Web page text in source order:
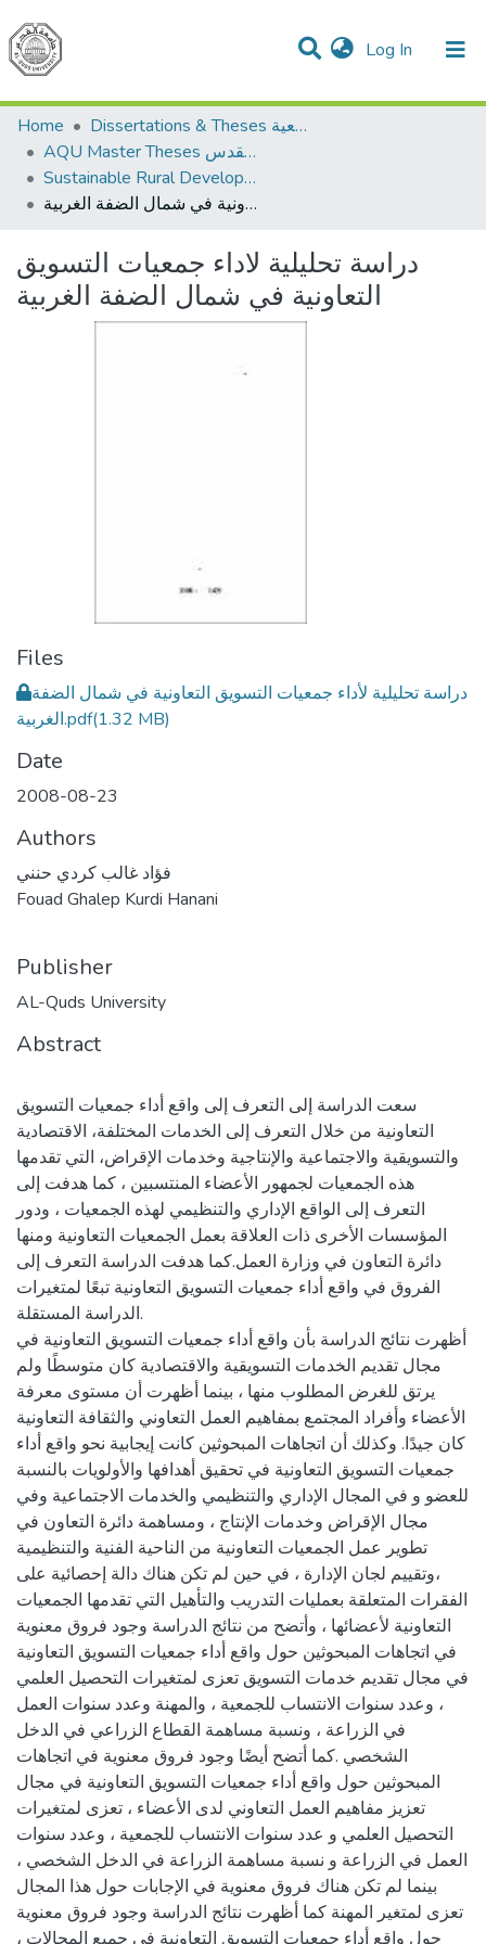
Log In (current)
Communities & Collections
All of DSpace
Home
Dissertations & Theses الرسائل الجامعية
AQU Master Theses الرسائل الجامعية الخاصة بجامعة القدس
Sustainable Rural Development التنمية الريفية المستدامة
دراسة تحليلية لاداء جمعيات التسويق التعاونية في شمال الضفة الغربية
دراسة تحليلية لاداء جمعيات التسويق
التعاونية في شمال الضفة الغربية
Files
دراسة تحليلية لأداء جمعيات التسويق التعاونية في شمال الضفة
الغربية.pdf(1.32 MB)
Date
2008-08-23
Authors
فؤاد غالب كردي حنني
Fouad Ghalep Kurdi Hanani
Publisher
AL-Quds University
Abstract
سعت الدراسة إلى التعرف إلى واقع أداء جمعيات التسويق
التعاونية من خلال التعرف إلى الخدمات المختلفة، الاقتصادية
والتسويقية والاجتماعية والإنتاجية وخدمات الإقراض، التي تقدمها
هذه الجمعيات لجمهور الأعضاء المنتسبين ، كما هدفت إلى
التعرف إلى الواقع الإداري والتنظيمي لهذه الجمعيات ، ودور
المؤسسات الأخرى ذات العلاقة بعمل الجمعيات التعاونية ومنها
دائرة التعاون في وزارة العمل.كما هدفت الدراسة التعرف إلى
الفروق في واقع أداء جمعيات التسويق التعاونية تبعًا لمتغيرات
الدراسة المستقلة.
أظهرت نتائج الدراسة بأن واقع أداء جمعيات التسويق التعاونية في
مجال تقديم الخدمات التسويقية والاقتصادية كان متوسطًا ولم
يرتق للغرض المطلوب منها ، بينما أظهرت أن مستوى معرفة
الأعضاء وأفراد المجتمع بمفاهيم العمل التعاوني والثقافة التعاونية
كان جيدًا. وكذلك أن اتجاهات المبحوثين كانت إيجابية نحو واقع أداء
جمعيات التسويق التعاونية في تحقيق أهدافها والأولويات بالنسبة
للعضو و في المجال الإداري والتنظيمي والخدمات الاجتماعية وفي
مجال الإقراض وخدمات الإنتاج ، ومساهمة دائرة التعاون في
تطوير عمل الجمعيات التعاونية من الناحية الفنية والتنظيمية
،وتقييم لجان الإدارة ، في حين لم تكن هناك دالة إحصائية على
الفقرات المتعلقة بعمليات التدريب والتأهيل التي تقدمها الجمعيات
التعاونية لأعضائها ، وأتضح من نتائج الدراسة وجود فروق معنوية
في اتجاهات المبحوثين حول واقع أداء جمعيات التسويق التعاونية
في مجال تقديم خدمات التسويق تعزى لمتغيرات التحصيل العلمي
، وعدد سنوات الانتساب للجمعية ، والمهنة وعدد سنوات العمل
في الزراعة ، ونسبة مساهمة القطاع الزراعي في الدخل
الشخصي .كما أتضح أيضًا وجود فروق معنوية في اتجاهات
المبحوثين حول واقع أداء جمعيات التسويق التعاونية في مجال
تعزيز مفاهيم العمل التعاوني لدى الأعضاء ، تعزى لمتغيرات
التحصيل العلمي و عدد سنوات الانتساب للجمعية ، وعدد سنوات
العمل في الزراعة و نسبة مساهمة الزراعة في الدخل الشخصي ،
بينما لم تكن هناك فروق معنوية في الإجابات حول هذا المجال
تعزى لمتغير المهنة كما أظهرت نتائج الدراسة وجود فروق معنوية
حول واقع أداء جمعيات التسويق التعاونية في جميع المجالات ،